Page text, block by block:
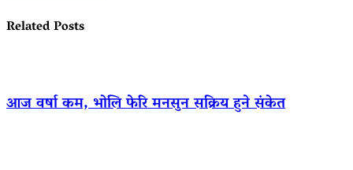
Related Posts
आज वर्षा कम, भोलि फेरि मनसुन सक्रिय हुने संकेत